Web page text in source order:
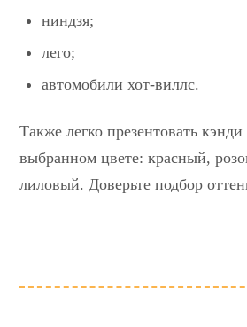
ниндзя;
лего;
автомобили хот-виллс.
Также легко презентовать
выбранном цвете: красный,
лиловый. Доверьте подбор